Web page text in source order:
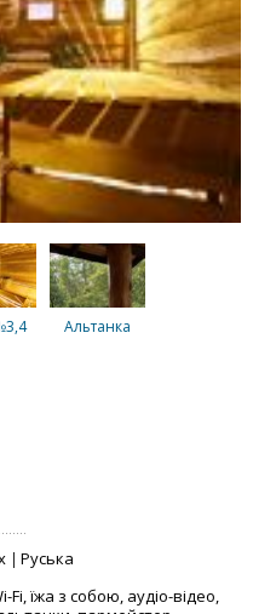
Альтанка
Руська
Fi, їжа з собою, аудіо-відео,